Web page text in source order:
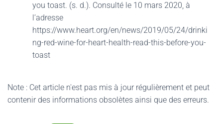
you toast. (s. d.). Consulté le 10 mars 2020, à
l’adresse
https://www.heart.org/en/news/2019/05/24/drinki
ng-red-wine-for-heart-health-read-this-before-you-
toast
Note : Cet article n'est pas mis à jour régulièrement et peut
contenirdes informations obsolètes ainsi que des erreurs.